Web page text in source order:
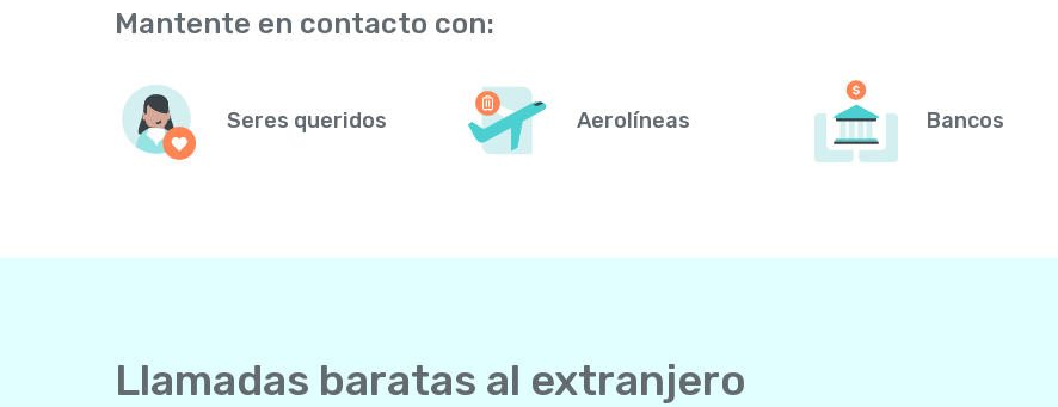
Mantente en contacto con:
Seres queridos Aerolíneas Bancos
Llamadas baratas al extranjero